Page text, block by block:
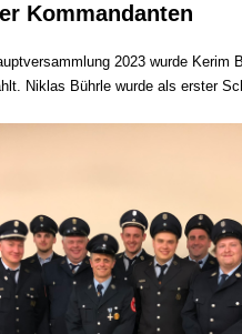
Kommandanten
2023 wurde
Niklas Bührle wurde als erster